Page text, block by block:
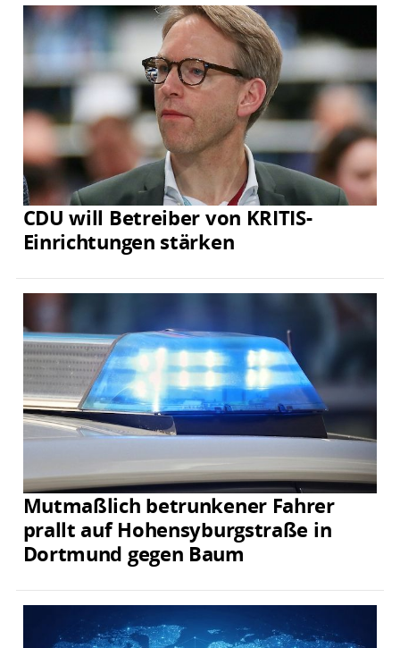
CDU will Betreiber von KRITIS-
Einrichtungen stärken
Mutmaßlich betrunkener Fahrer
prallt auf Hohensyburgstraße in
Dortmund gegen Baum